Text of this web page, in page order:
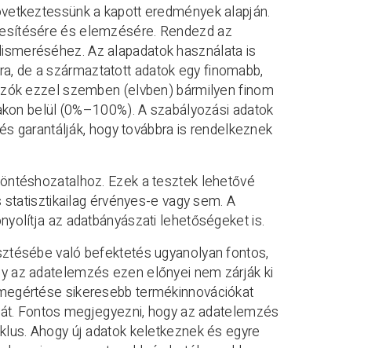
a kapott eredmények alapján.
és elemzésére. Rendezd az
Az alapadatok használata is
de a származtatott adatok egy finomabb,
ezzel szemben (elvben) bármilyen finom
belül (0%–100%). A szabályozási adatok
garantálják, hogy továbbra is rendelkeznek
Ezek a tesztek lehetővé
érvényes-e vagy sem. A
az adatbányászati lehetőségeket is.
való befektetés ugyanolyan fontos,
az adatelemzés ezen előnyei nem zárják ki
sikeresebb termékinnovációkat
Fontos megjegyezni, hogy az adatelemzés
Ahogy új adatok keletkeznek és egyre